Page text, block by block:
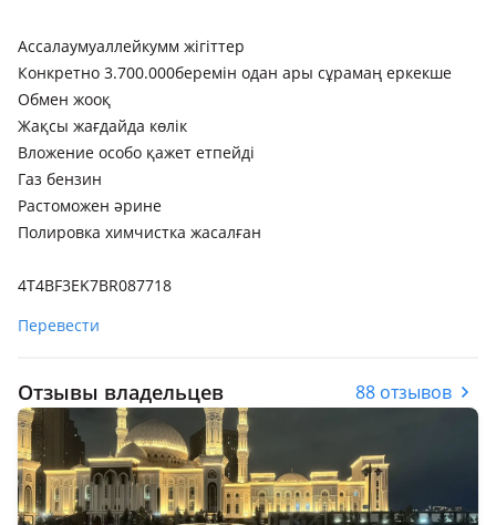
Ассалаумуаллейкумм жігіттер
Конкретно 3.700.000беремін одан ары сұрамаң еркекше
Обмен жооқ
Жақсы жағдайда көлік
Вложение особо қажет етпейді
Газ бензин
Растоможен әрине
Полировка химчистка жасалған
4T4BF3EK7BR087718
Перевести
Отзывы владельцев 88 отзывов